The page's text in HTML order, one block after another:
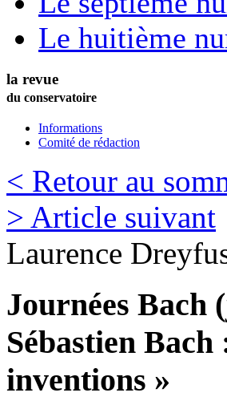
Le huitième
la revue
du conservatoire
Informations
Comité de rédaction
< Retour au
> Article suivant
Laurence
Journées Bach
Sébastien
inventions »